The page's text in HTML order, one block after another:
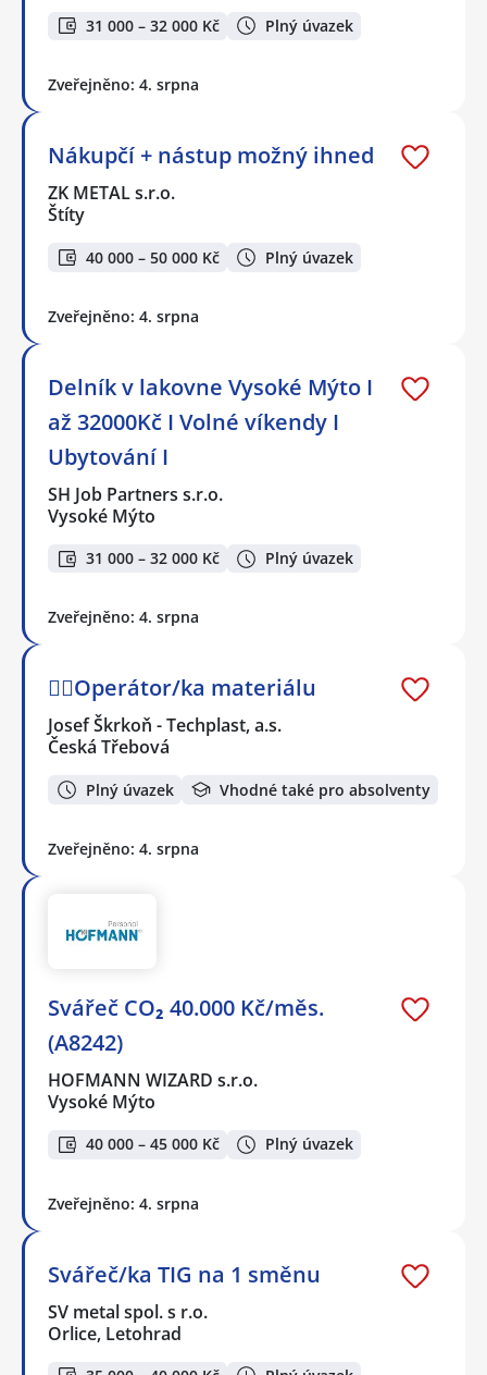
31 000 – 32 000 Kč Plný úvazek
Zveřejněno: 4. srpna
Nákupčí + nástup možný ihned
ZK METAL s.r.o.
Štíty
40 000 – 50 000 Kč Plný úvazek
Zveřejněno: 4. srpna
Delník v lakovne Vysoké Mýto I
až 32000Kč I Volné víkendy I
Ubytování I
SH Job Partners s.r.o.
Vysoké Mýto
31 000 – 32 000 Kč Plný úvazek
Zveřejněno: 4. srpna
👷‍♂️Operátor/ka materiálu
Josef Škrkoň - Techplast, a.s.
Česká Třebová
Plný úvazek Vhodné také pro absolventy
Zveřejněno: 4. srpna
Svářeč CO₂ 40.000 Kč/měs.
(A8242)
HOFMANN WIZARD s.r.o.
Vysoké Mýto
40 000 – 45 000 Kč Plný úvazek
Zveřejněno: 4. srpna
Svářeč/ka TIG na 1 směnu
SV metal spol. s r.o.
Orlice, Letohrad